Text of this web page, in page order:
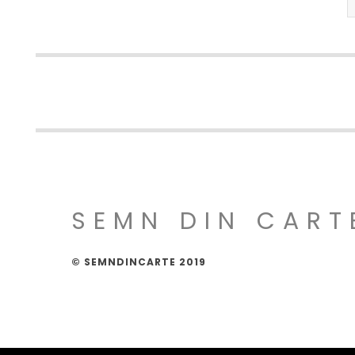
SEMN DIN
© SEMNDINCARTE 2019